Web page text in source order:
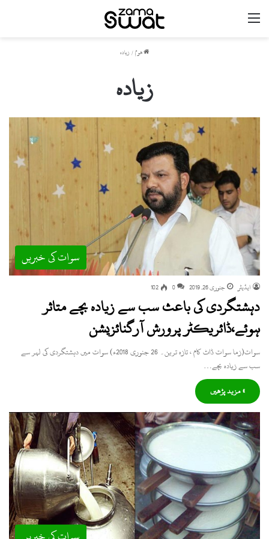
ھوم/زیادہ
زیادہ
سوات کی خبریں
ایڈیٹر جنوری 26, 2019 0
102
دہشتگردی کی باعث سب سے زیادہ بچے متاثر
ہوئے،ڈائریکٹر پرورش آرگنائزیشن
سوات(زما سوات ڈاٹ کام ، تازہ ترین۔ 26 جنوری 2018ء) سوات میں دہشتگردی کی لہر سے
سب سے زیادہ بچے…
» مزید پڑھیں